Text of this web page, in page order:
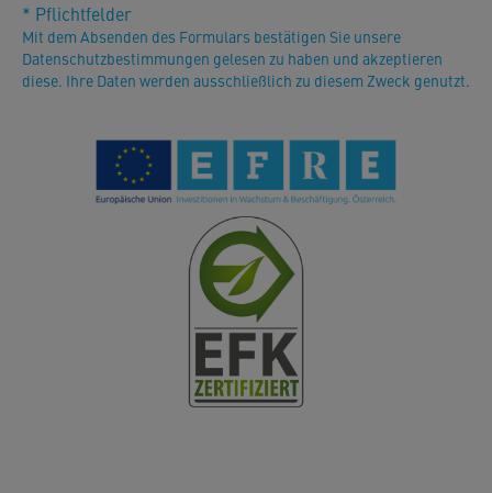
* Pflichtfelder
Mit dem Absenden des Formulars bestätigen Sie unsere
Datenschutzbestimmungen gelesen zu haben und akzeptieren
diese. Ihre Daten werden ausschließlich zu diesem Zweck genutzt.